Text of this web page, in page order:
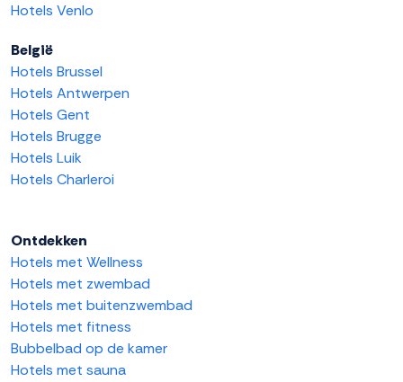
Hotels Venlo
België
Hotels Brussel
Hotels Antwerpen
Hotels Gent
Hotels Brugge
Hotels Luik
Hotels Charleroi
Ontdekken
Hotels met Wellness
Hotels met zwembad
Hotels met buitenzwembad
Hotels met fitness
Bubbelbad op de kamer
Hotels met sauna